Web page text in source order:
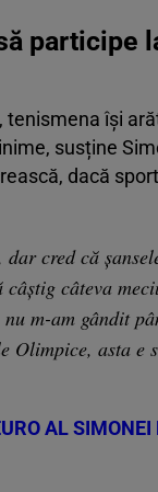
participe
își
susține
dacă
cred că
câteva
m-am gândit
Olimpice, asta e
AL SIMONEI